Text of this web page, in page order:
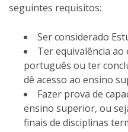
seguintes requisitos:
Ser considerado
Ter equivalência
português ou ter
dê acesso ao ensino
Fazer prova de
ensino superior, ou
finais de disciplinas